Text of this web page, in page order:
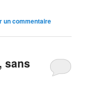
un commentaire
sans